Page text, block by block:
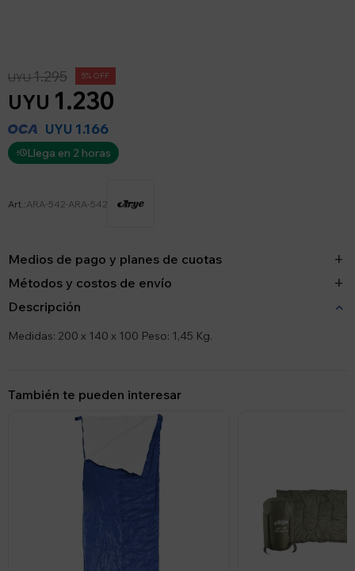
UYU 1.230
UYU1.295 5
UYU 1.166
Llega en 2 horas
ARA-542-ARA-542
Medios de pago y planes de cuotas
Métodos y costos de envío
Descripción
Medidas: 200 x 140 x 100 Peso: 1,45 Kg.
También te pueden interesar